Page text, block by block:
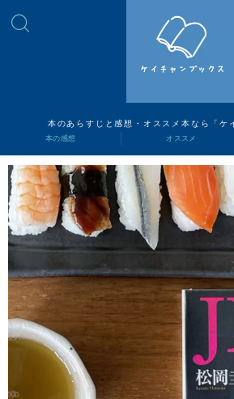
本のあらすじと感想・オススメ本なら「ケ
本の感想
オススメ
サイドストーリー
本の感想 オススメ